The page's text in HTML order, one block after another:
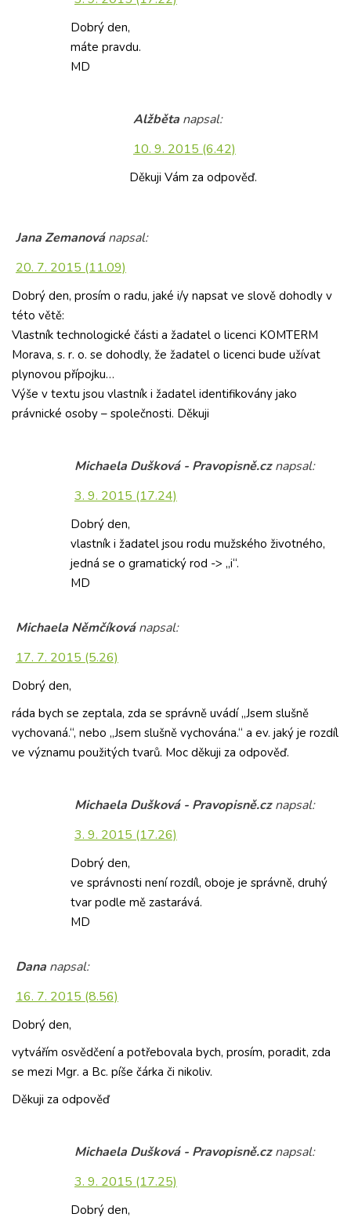
Dobrý den,
máte pravdu.
MD
Alžběta napsal:
10. 9. 2015 (6.42)
Děkuji Vám za odpověď.
Jana Zemanová napsal:
20. 7. 2015 (11.09)
Dobrý den, prosím o radu, jaké i/y napsat ve slově dohodly v
této větě:
Vlastník technologické části a žadatel o licenci KOMTERM
Morava, s. r. o. se dohodly, že žadatel o licenci bude užívat
plynovou přípojku…
Výše v textu jsou vlastník i žadatel identifikovány jako
právnické osoby – společnosti. Děkuji
Michaela Dušková - Pravopisně.cz napsal:
3. 9. 2015 (17.24)
Dobrý den,
vlastník i žadatel jsou rodu mužského životného,
jedná se o gramatický rod -> „i“.
MD
Michaela Němčíková napsal:
17. 7. 2015 (5.26)
Dobrý den,
ráda bych se zeptala, zda se správně uvádí „Jsem slušně
vychovaná.“, nebo „Jsem slušně vychována.“ a ev. jaký je rozdíl
ve významu použitých tvarů. Moc děkuji za odpověď.
Michaela Dušková - Pravopisně.cz napsal:
3. 9. 2015 (17.26)
Dobrý den,
ve správnosti není rozdíl, oboje je správně, druhý
tvar podle mě zastarává.
MD
Dana napsal:
16. 7. 2015 (8.56)
Dobrý den,
vytvářím osvědčení a potřebovala bych, prosím, poradit, zda
se mezi Mgr. a Bc. píše čárka či nikoliv.
Děkuji za odpověď
Michaela Dušková - Pravopisně.cz napsal:
3. 9. 2015 (17.25)
Dobrý den,